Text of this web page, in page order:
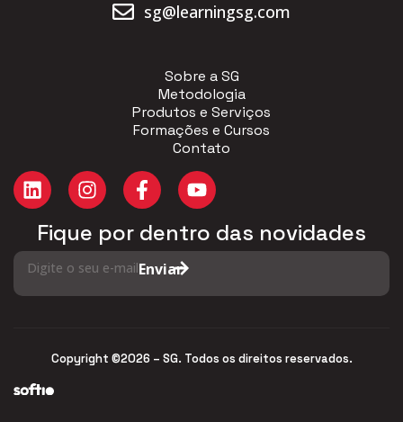
sg@learningsg.com
Sobre a SG
Metodologia
Produtos e Serviços
Formações e Cursos
Contato
Fique por dentro das novidades
Digite o seu e-mailEnviar
Copyright ©2026 – SG. Todos os direitos reservados.